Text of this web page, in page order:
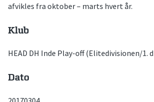
afvikles fra oktober – marts hvert år.
Klub
HEAD DH Inde Play-off (Elitedivisionen/1.
Dato